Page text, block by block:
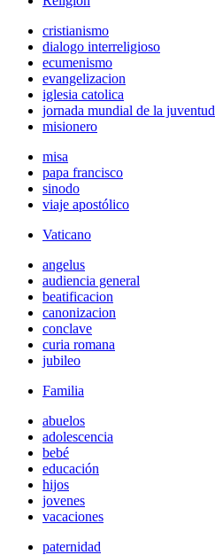
cristianismo
dialogo interreligioso
ecumenismo
evangelizacion
iglesia catolica
jornada mundial de la juventud
misionero
misa
papa francisco
sinodo
viaje apostólico
Vaticano
angelus
audiencia general
beatificacion
canonizacion
conclave
curia romana
jubileo
Familia
abuelos
adolescencia
bebé
educación
hijos
jovenes
vacaciones
paternidad